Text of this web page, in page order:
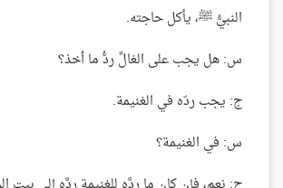
النبيُّ ﷺ، يأكل حاجته.
س: هل يجب على الغالِّ ردُّ ما أخذ؟
ج: يجب ردّه في الغنيمة.
س: في الغنيمة؟